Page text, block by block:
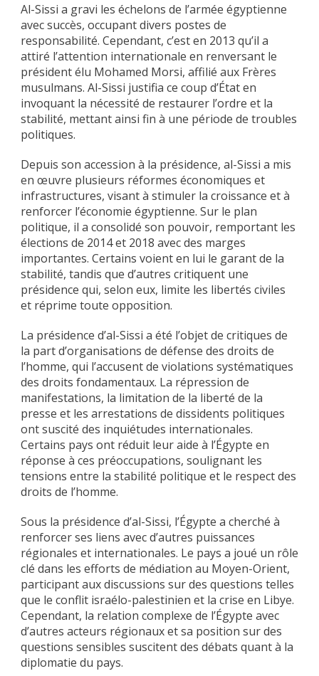
Al-Sissi a gravi les échelons de l’armée égyptienne
avec succès, occupant divers postes de
responsabilité. Cependant, c’est en 2013 qu’il a
attiré l’attention internationale en renversant le
président élu Mohamed Morsi, affilié aux Frères
musulmans. Al-Sissi justifia ce coup d’État en
invoquant la nécessité de restaurer l’ordre et la
stabilité, mettant ainsi fin à une période de troubles
politiques.
Depuis son accession à la présidence, al-Sissi a mis
en œuvre plusieurs réformes économiques et
infrastructures, visant à stimuler la croissance et à
renforcer l’économie égyptienne. Sur le plan
politique, il a consolidé son pouvoir, remportant les
élections de 2014 et 2018 avec des marges
importantes. Certains voient en lui le garant de la
stabilité, tandis que d’autres critiquent une
présidence qui, selon eux, limite les libertés civiles
et réprime toute opposition.
La présidence d’al-Sissi a été l’objet de critiques de
la part d’organisations de défense des droits de
l’homme, qui l’accusent de violations systématiques
des droits fondamentaux. La répression de
manifestations, la limitation de la liberté de la
presse et les arrestations de dissidents politiques
ont suscité des inquiétudes internationales.
Certains pays ont réduit leur aide à l’Égypte en
réponse à ces préoccupations, soulignant les
tensions entre la stabilité politique et le respect des
droits de l’homme.
Sous la présidence d’al-Sissi, l’Égypte a cherché à
renforcer ses liens avec d’autres puissances
régionales et internationales. Le pays a joué un rôle
clé dans les efforts de médiation au Moyen-Orient,
participant aux discussions sur des questions telles
que le conflit israélo-palestinien et la crise en Libye.
Cependant, la relation complexe de l’Égypte avec
d’autres acteurs régionaux et sa position sur des
questions sensibles suscitent des débats quant à la
diplomatie du pays.